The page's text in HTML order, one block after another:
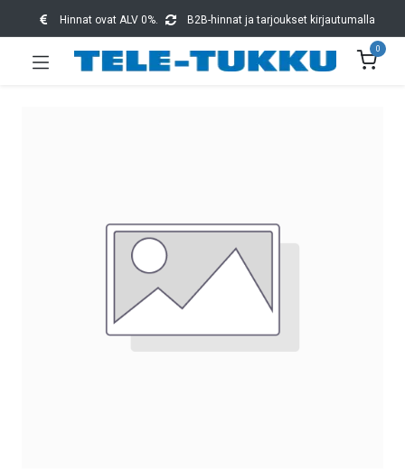
Hinnat ovat ALV 0%. B2B-hinnat ja tarjoukset kirjautumalla
0